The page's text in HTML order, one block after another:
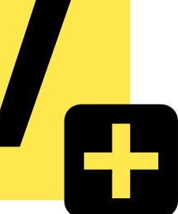
Warenkorb legen, um